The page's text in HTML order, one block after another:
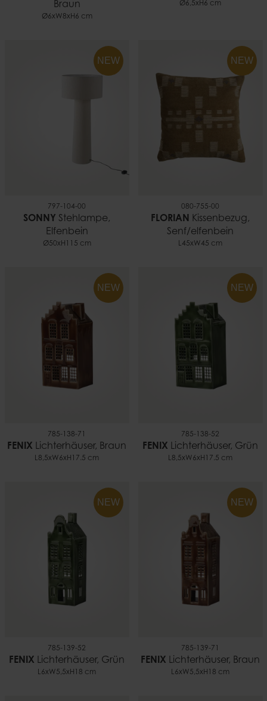
Braun
Ø6xW8xH6 cm
Ø6,5xH6 cm
NEW
797-104-00
SONNY Stehlampe,
Elfenbein
Ø50xH115 cm
NEW
080-755-00
FLORIAN Kissenbezug,
Senf/elfenbein
L45xW45 cm
NEW
785-138-71
FENIX Lichterhäuser, Braun
L8,5xW6xH17.5 cm
NEW
785-138-52
FENIX Lichterhäuser, Grün
L8,5xW6xH17.5 cm
NEW
785-139-52
FENIX Lichterhäuser, Grün
L6xW5,5xH18 cm
NEW
785-139-71
FENIX Lichterhäuser, Braun
L6xW5,5xH18 cm